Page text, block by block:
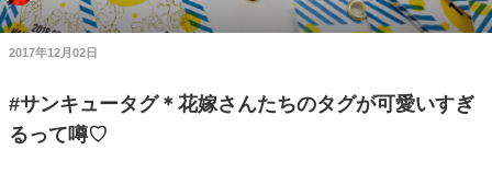
2017年12月02日
#サンキュータグ＊花嫁さんたちのタグが可愛いすぎ
るって噂♡